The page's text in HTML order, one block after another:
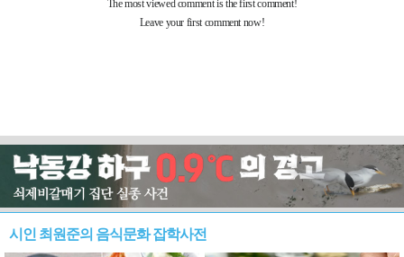
시인 최원준의 음식문화 잡학사전